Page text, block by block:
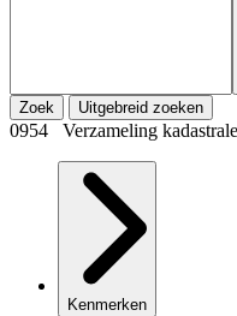
Zoek Uitgebreid zoeken
0954 Verzameling
Kenmerken